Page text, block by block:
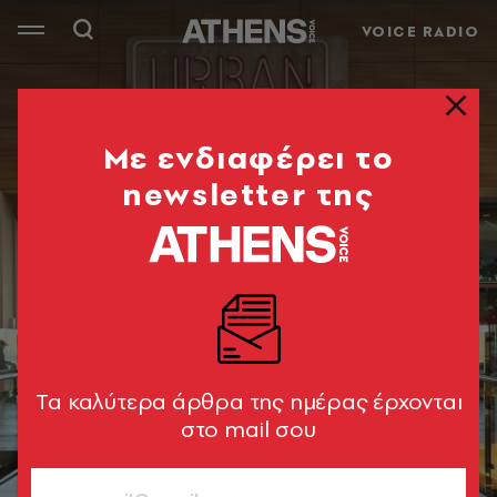
VOICE RADIO
Mε ενδιαφέρει το
newsletter της
Tα καλύτερα άρθρα της ημέρας έρχονται
στο mail σου